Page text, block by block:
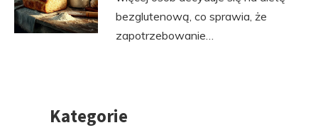
bezglutenową, co sprawia, że
zapotrzebowanie…
PrzejdźKategorie